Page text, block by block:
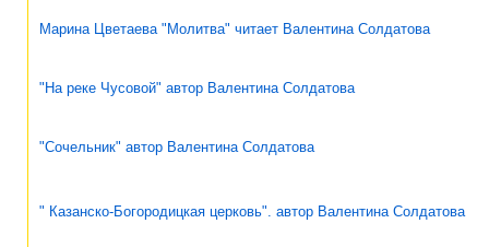
Марина Цветаева "Молитва" читает Валентина Солдатова
"На реке Чусовой" автор Валентина Солдатова
"Сочельник" автор Валентина Солдатова
" Казанско-Богородицкая церковь". автор Валентина Солдатова